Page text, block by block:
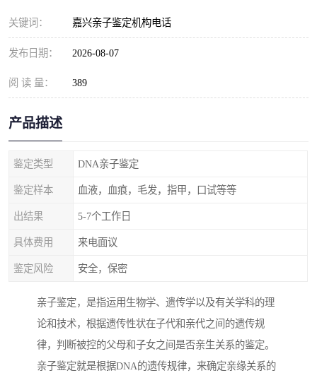
关键词： 嘉兴亲子鉴定机构电话
发布日期： 2026-08-07
阅 读 量： 389
产品描述
鉴定类型 DNA亲子鉴定
鉴定样本 血液，血痕，毛发，指甲，口试等等
出结果 5-7个工作日
具体费用 来电面议
鉴定风险 安全，保密
亲子鉴定，是指运用生物学、遗传学以及有关学科的理
论和技术，根据遗传性状在子代和亲代之间的遗传规
律，判断被控的父母和子女之间是否亲生关系的鉴定。
亲子鉴定就是根据DNA的遗传规律，来确定亲缘关系的